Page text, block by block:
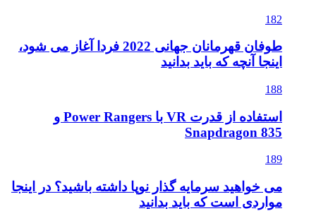
182
طوفان قهرمانان جهانی 2022 فردا آغاز می شود،
اینجا آنچه که باید بدانید
188
استفاده از قدرت VR با Power Rangers و
Snapdragon 835
189
می خواهید سرمایه گذار نوپا داشته باشید؟ در اینجا
مواردی است که باید بدانید